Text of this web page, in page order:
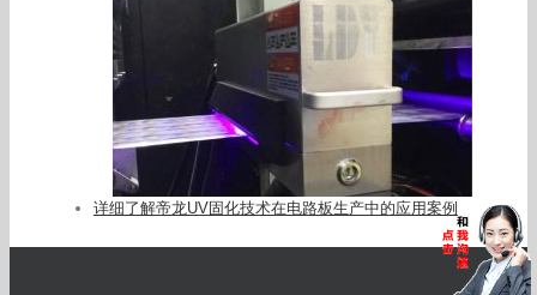
详细了解帝龙UV固化技术在电路板生产中的应用案例